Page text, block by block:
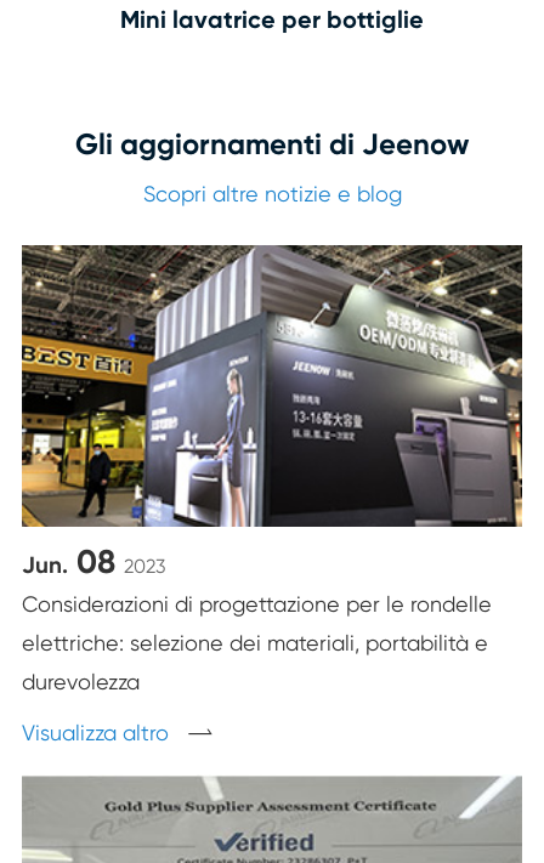
Mini lavatrice per bottiglie
Gli aggiornamenti di Jeenow
Scopri altre notizie e blog
Jun. 08 2023
Considerazioni di progettazione per le rondelle
elettriche: selezione dei materiali, portabilità e
durevolezza
Visualizza altro
